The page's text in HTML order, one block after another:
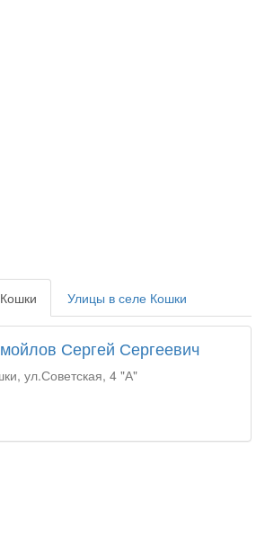
Улицы в селе Кошки
Сергей Сергеевич
ул.Советская, 4 "А"